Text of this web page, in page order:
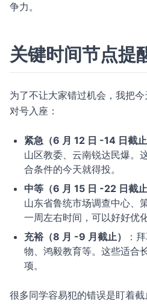
争力。
关键时间节点提
为了不让大家错过机会，我把
对号入座：
紧急（6 月 12 日 -14 日截止
山区教委、云南锐达民爆。
合条件的今天就得投。
中等（6 月 15 日 -22 日截止
山东省鲁统市场调查中心、
一周左右时间，可以好好优
充裕（8 月 -9 月截止）
：
物、鸿毅教育等。这些适合
项。
很多同学容易犯的错误是盯着